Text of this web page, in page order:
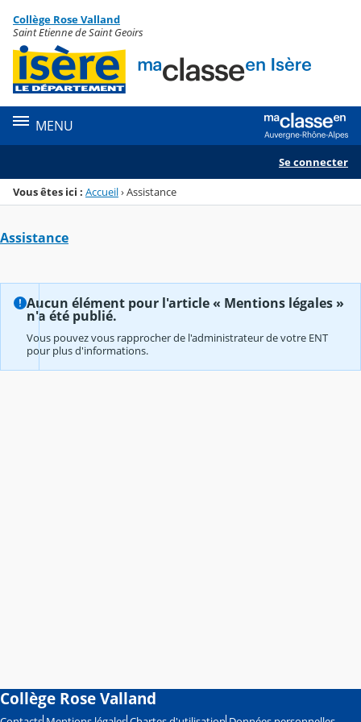
Menu de la rubrique
Contenu
Collège Rose Valland
Saint Etienne de Saint Geoirs
MENU
Se connecter
Vous êtes ici : Accueil›Assistance
Assistance
Aucun élément pour l'article « Mentions légales »
n'a été publié.
Vous pouvez vous rapprocher de l'administrateur de votre ENT
pour plus d'informations.
Collège Rose Valland